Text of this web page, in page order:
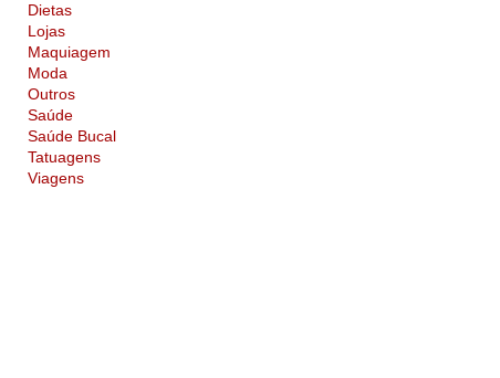
Dietas
Lojas
Maquiagem
Moda
Outros
Saúde
Saúde Bucal
Tatuagens
Viagens